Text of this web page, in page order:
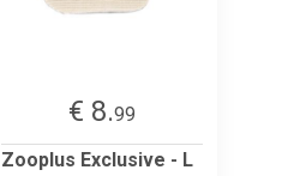
€ 8.99
Zooplus Exclusive - L